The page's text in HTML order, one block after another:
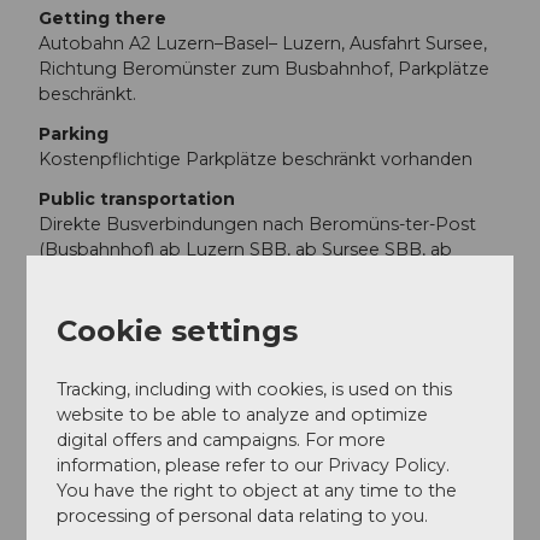
Getting there
Autobahn A2 Luzern–Basel– Luzern, Ausfahrt Sursee,
Richtung Beromünster zum Busbahnhof, Parkplätze
beschränkt.
Parking
Kostenpflichtige Parkplätze beschränkt vorhanden
Public transportation
Direkte Busverbindungen nach Beromüns-ter-Post
(Busbahnhof) ab Luzern SBB, ab Sursee SBB, ab
Dauer:
Hinweg: ca. 45 Minuten Gehzeit + ca. 45 Minuten
Hörzeit
Rückweg: ca. 30 Minuten
Cookie settings
Tracking, including with cookies, is used on this
website to be able to analyze and optimize
digital offers and campaigns. For more
information, please refer to our Privacy Policy.
You have the right to object at any time to the
processing of personal data relating to you.